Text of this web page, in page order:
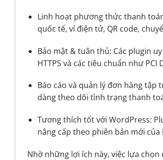
Linh hoạt phương thức thanh
quốc tế, ví điện tử, QR code,
Bảo mật & tuân thủ: Các plugin
HTTPS và các tiêu chuẩn như
Báo cáo và quản lý đơn hàng
dàng theo dõi tình trạng thanh
Tương thích tốt với WordPress:
nâng cấp theo phiên bản mới của
Nhờ những lợi ích này, việc lựa